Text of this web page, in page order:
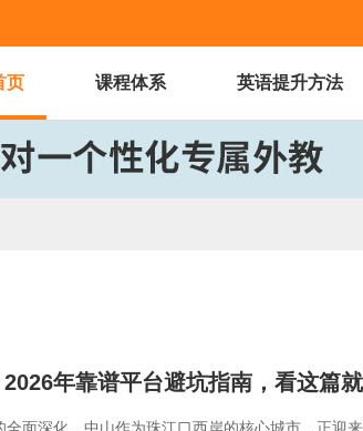
页 课程体系 英语提升方法
年靠谱平台避坑指南，看这篇就